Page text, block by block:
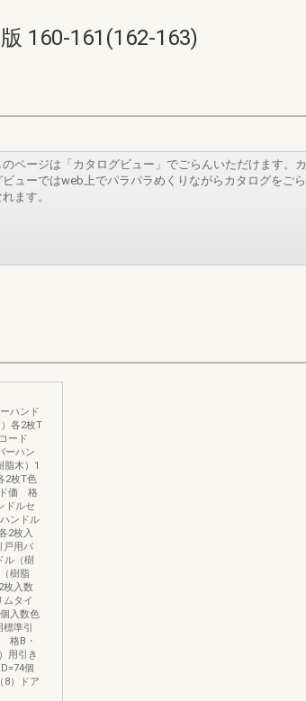
160-161(162-163)
のページは「カタログビュー」でごらんいただけます。カ
ビューではweb上でパラパラめくりながらカタログをごら
ます。
ハンド
各2枚T
ード
ーハン
脂木）1
2枚T色
ド価 格
ドルセ
ンドル
2枚入
戸用バ
ル（樹
樹脂
枚入数
タイ
入数色
準引
格B・
用引き
個
8）ドア